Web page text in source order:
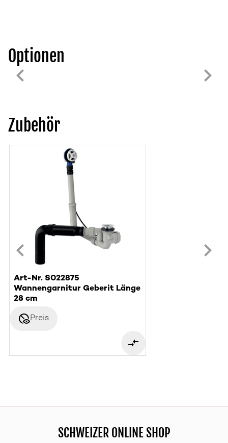
Optionen
Zubehör
Art-Nr. S022875
Wannengarnitur Geberit Länge
28 cm
disabled_visiblePreis
SCHWEIZER ONLINE SHOP